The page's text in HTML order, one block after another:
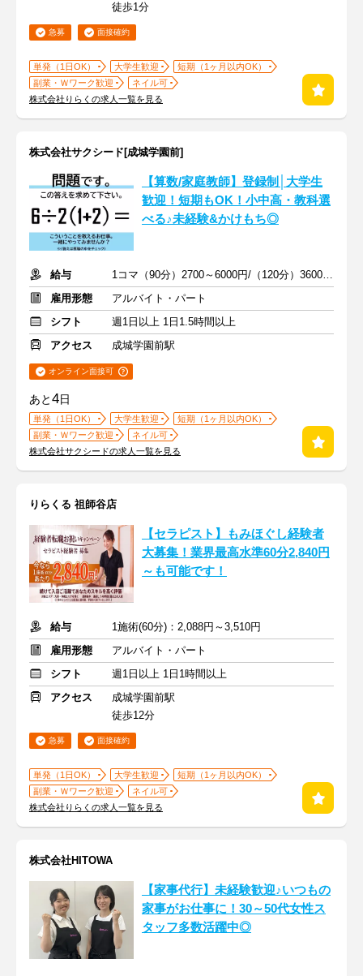
徒歩1分
急募 面接確約
単発（1日OK） 大学生歓迎
短期（1ヶ月以内OK）
副業・Ｗワーク歓迎
ネイル可
株式会社りらくの求人一覧を見る
株式会社サクシード[成城学園前]
【算数/家庭教師】登録制│大学生
歓迎！短期もOK！小中高・教科選
べる♪未経験&かけもち◎
給与
1コマ（90分）2700～6000円/（120分）3600～1万2000円 +交通費
雇用形態
アルバイト・パート
シフト
週1日以上 1日1.5時間以上
アクセス
成城学園前駅
オンライン面接可
あと4日
単発（1日OK） 大学生歓迎
短期（1ヶ月以内OK）
副業・Ｗワーク歓迎
ネイル可
株式会社サクシードの求人一覧を見る
りらくる 祖師谷店
【セラピスト】もみほぐし経験者
大募集！業界最高水準60分2,840円
～も可能です！
給与
1施術(60分)：2,088円～3,510円
雇用形態
アルバイト・パート
シフト
週1日以上 1日1時間以上
アクセス
成城学園前駅
徒歩12分
急募 面接確約
単発（1日OK） 大学生歓迎
短期（1ヶ月以内OK）
副業・Ｗワーク歓迎
ネイル可
株式会社りらくの求人一覧を見る
株式会社HITOWA
【家事代行】未経験歓迎♪いつもの
家事がお仕事に！30～50代女性ス
タッフ多数活躍中◎